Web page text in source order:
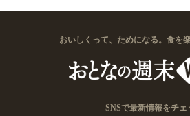
おいしくって、ためになる。食を
SNSで最新情報をチェ